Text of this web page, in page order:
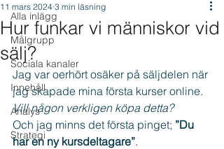
Alla inlägg
Målgrupp
Sociala kanaler
Innehåll
Analys
Strategi
Hur funkar vi människor vid
sälj?
11 mars 2024 3 min läsning
Jag var oerhört osäker på säljdelen när
jag skapade mina första kurser online.
Vill någon verkligen köpa detta?
Och jag minns det första pinget; ”Du
har en ny kursdeltagare”.